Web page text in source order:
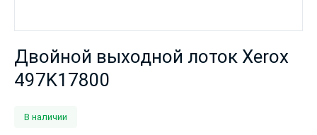
Двойной выходной лоток Xerox
497K17800
В наличии